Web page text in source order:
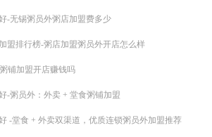
-无锡粥员外粥店加盟费多少
盟排行榜-粥店加盟粥员外开店怎么样
铺加盟开店赚钱吗
-粥员外：外卖 + 堂食粥铺加盟
-堂食 + 外卖双渠道，优质连锁粥员外加盟推荐